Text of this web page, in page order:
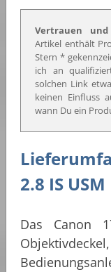
Vertrauen
Artikel enthält
Stern *
ich an
solchen Link
keinen Einfluss
wann Du ein
2.8 IS USM
Das Canon